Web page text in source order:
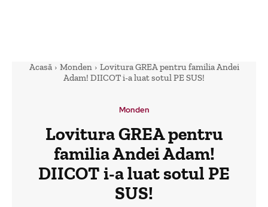
Acasă Monden
Lovitura GREA pentru familia Andei
Adam! DIICOT i-a luat sotul PE SUS!
Monden
Lovitura GREA pentru
familia Andei Adam!
DIICOT i-a luat sotul PE
SUS!